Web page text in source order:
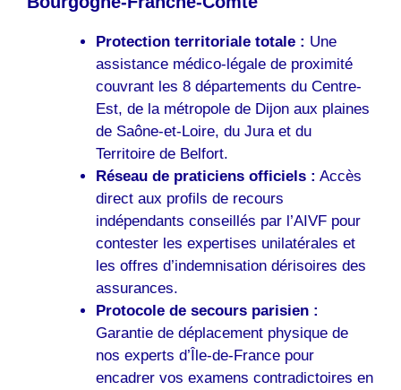
Protection territoriale totale : Une
assistance médico-légale de proximité
couvrant les 8 départements du Centre-
Est, de la métropole de Dijon aux plaines
de Saône-et-Loire, du Jura et du
Territoire de Belfort.
Réseau de praticiens officiels : Accès
direct aux profils de recours
indépendants conseillés par l’AIVF pour
contester les expertises unilatérales et
les offres d’indemnisation dérisoires des
assurances.
Protocole de secours parisien :
Garantie de déplacement physique de
nos experts d’Île-de-France pour
encadrer vos examens contradictoires en